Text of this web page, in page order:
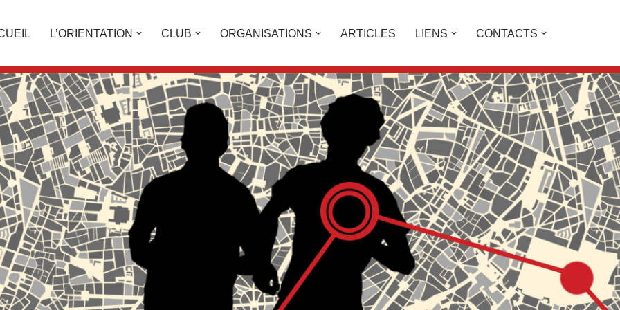
L’ORIENTATION CLUB ORGANISATIONS ARTICLES LIENS CONTACTS